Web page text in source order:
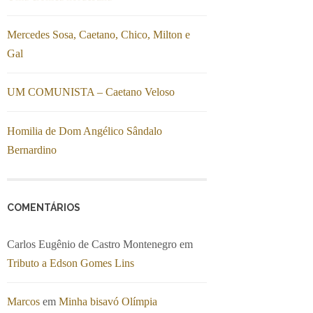
Mercedes Sosa, Caetano, Chico, Milton e
Gal
UM COMUNISTA – Caetano Veloso
Homilia de Dom Angélico Sândalo
Bernardino
COMENTÁRIOS
Carlos Eugênio de Castro Montenegro em
Tributo a Edson Gomes Lins
Marcos em Minha bisavó Olímpia